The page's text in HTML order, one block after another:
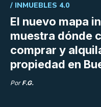
El nuevo mapa
muestra dónde
comprar y
propiedad en
/ INMUEBLES 4.0
Por F.G.